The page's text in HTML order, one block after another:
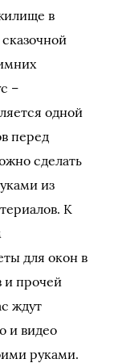
в
–
одной
перед
сделать
из
К
для окон в
и прочей
ждут
и видео
руками.